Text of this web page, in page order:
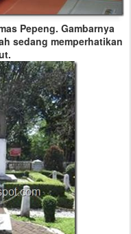
Pepeng. Gambarnya
sedang memperhatikan